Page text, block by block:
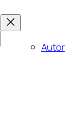
Autor